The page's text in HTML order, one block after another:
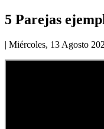
5 Parejas
| Miércoles, 13 Agosto